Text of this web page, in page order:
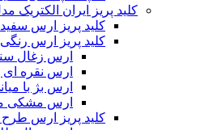
کلید پریز ایران الکتریک
کلید پریز ارس سفید
کلید پریز ارس رنگی
ارس زغال
ارس نقره ای
ارس بژ با
ارس مشکی
کلید پریز ارس طرح